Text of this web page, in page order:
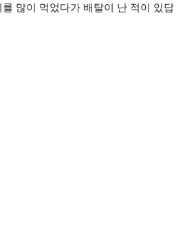
많이 먹었다가 배탈이 난 적이 있답